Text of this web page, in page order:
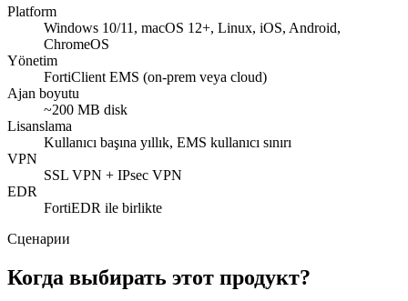
Platform
Windows 10/11, macOS 12+, Linux, iOS, Android,
ChromeOS
Yönetim
FortiClient EMS (on-prem veya cloud)
Ajan boyutu
~200 MB disk
Lisanslama
Kullanıcı başına yıllık, EMS kullanıcı sınırı
VPN
SSL VPN + IPsec VPN
EDR
FortiEDR ile birlikte
Сценарии
Когда выбирать этот продукт?